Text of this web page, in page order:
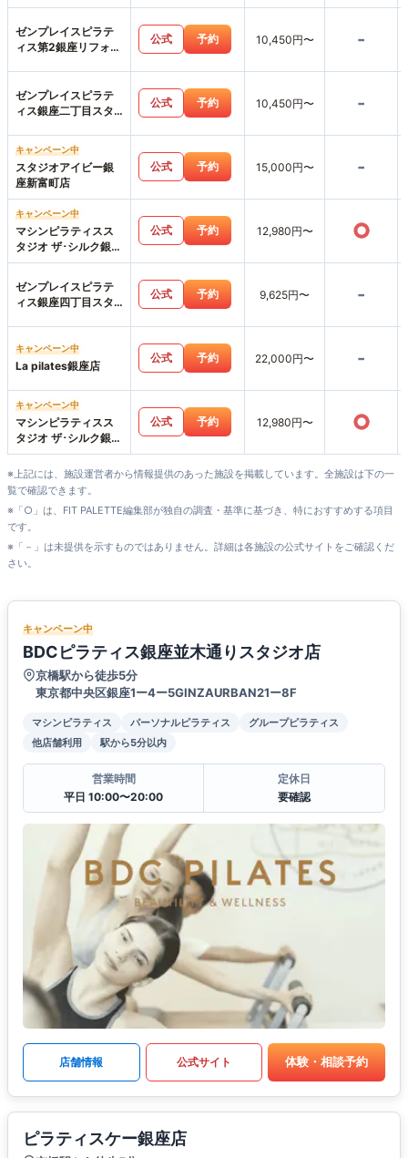
ゼンプレイスピラテ
ィス第2銀座リフォー
公式 予約 10,450円〜 -
ゼンプレイスピラテ
ィス銀座二丁目スタ
公式 予約 10,450円〜 -
キャンペーン中
スタジオアイビー銀
座新富町店
公式 予約 15,000円〜 -
キャンペーン中
マシンピラティスス
タジオ ザ･シルク銀座
一丁目店
公式 予約 12,980円〜 ○
ゼンプレイスピラテ
ィス銀座四丁目スタ
公式 予約 9,625円〜 -
キャンペーン中
La pilates銀座店
公式 予約 22,000円〜 -
キャンペーン中
マシンピラティスス
タジオ ザ･シルク銀座
店
公式 予約 12,980円〜 ○
※上記には、施設運営者から情報提供のあった施設を掲載しています。全施設は下の一
覧で確認できます。
※「○」は、FIT PALETTE編集部が独自の調査・基準に基づき、特におすすめする項目
です。
※「－」は未提供を示すものではありません。詳細は各施設の公式サイトをご確認くだ
さい。
キャンペーン中
BDCピラティス銀座並木通りスタジオ店
京橋駅から徒歩5分
東京都中央区銀座1ー4ー5GINZAURBAN21ー8F
マシンピラティス パーソナルピラティス
グループピラティス
他店舗利用
駅から5分以内
営業時間
平日 10:00〜20:00
定休日
要確認
店舗情報 公式サイト 体験・相談予約
ピラティスケー銀座店